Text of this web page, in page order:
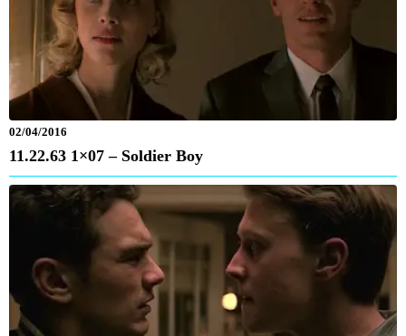
02/04/2016
11.22.63 1×07 – Soldier Boy